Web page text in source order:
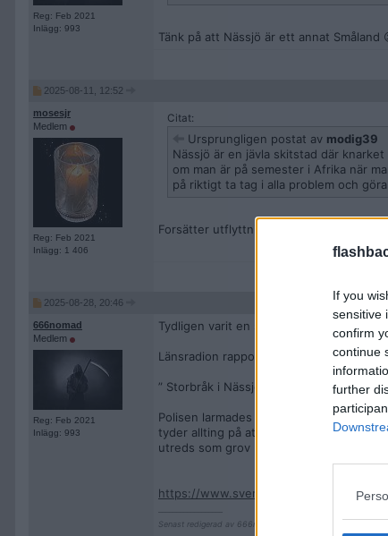
If you
sensitive
confirm
continue
further
Reg: Feb 2021
Inlägg: 993
Tänk på att Nässjö är ett annat Småland
2025-08-11, 12:52
mosesjr
Medlem
Reg: Feb 2021
Inlägg: 1 406
Citat:
Ursprungligen postat av modig39
Nässjö är en jävla skitstad där
om man är på semester i Afrika när
på riktigt ta tag i alla problem och
Forsätter utflyttning även under 2025 ?
2025-08-28, 20:46
666nomad
Medlem
Reg: Feb 2021
Inlägg: 993
Tydligen varit en stökig onsdags
Länsradion rapporterar detta
” Storbråk i Nässjö – flera män slogs
Polisen larmades till centrala Nässjö
tyder allting på att det var runt fem
utreds som grov misshandel men det
https://www.sverigesradio.se/artikel/
Senast redigerad av 666nomad 2025-08-28 kl. 21:03.